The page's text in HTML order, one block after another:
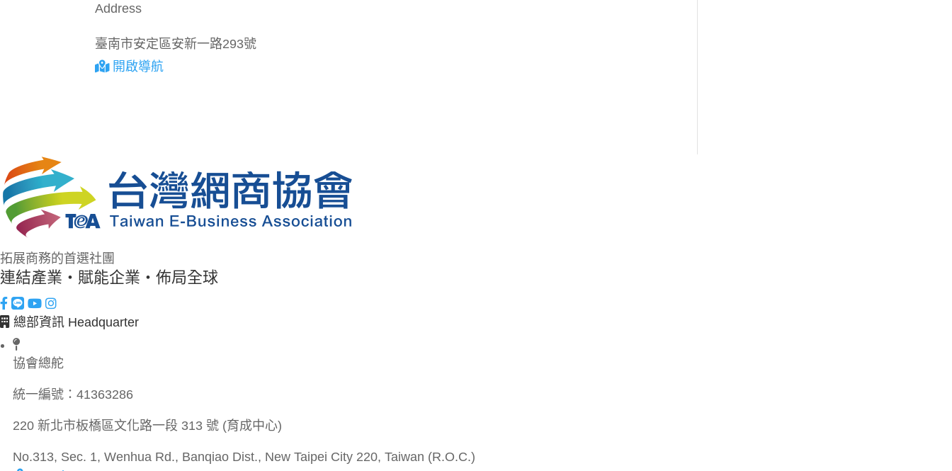
Address
臺南市安定區安新一路293號
開啟導航
拓展商務的首選社團
連結產業・賦能企業・佈局全球
總部資訊 Headquarter
協會總舵
統一編號： 41363286
220 新北市板橋區文化路一段 313 號 (育成中心)
No.313, Sec. 1, Wenhua Rd., Banqiao Dist., New Taipei City 220, Taiwan (R.O.C.)